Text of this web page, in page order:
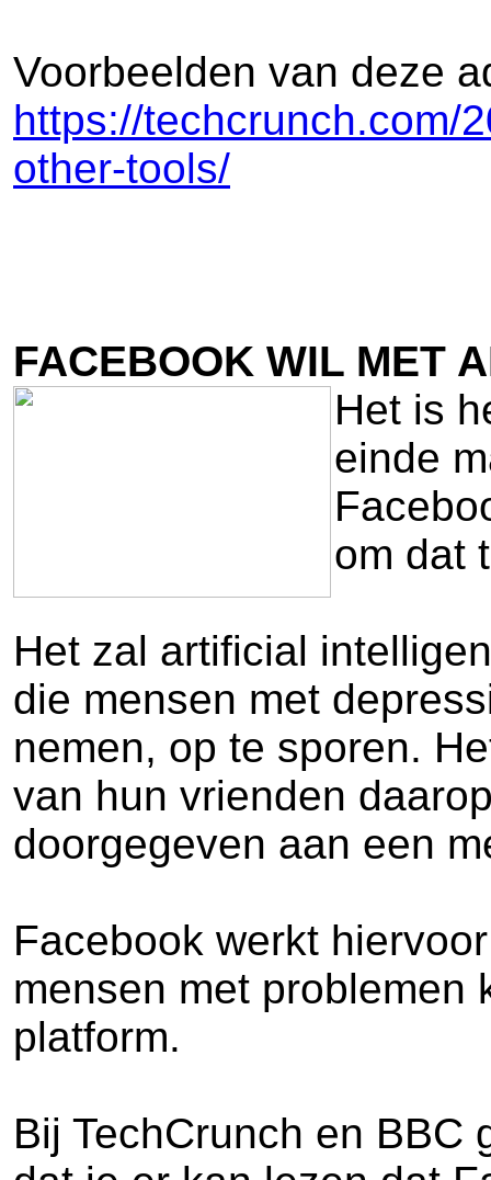
Voorbeelden van deze
https://techcrunch.com/
other-tools/
FACEBOOK WIL MET
Het is
einde
om dat
Het zal artificial
die mensen met
nemen, op te sporen.
van hun vrienden
doorgegeven aan een
Facebook werkt
mensen met problemen
platform.
Bij TechCrunch en BBC